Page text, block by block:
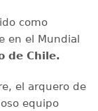
como
en el Mundial
de Chile.
el arquero de
equipo